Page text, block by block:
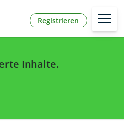
Registrieren
Inhalte.